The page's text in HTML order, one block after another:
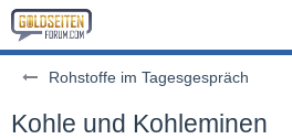
Rohstoffe im Tagesgespräch
Kohle und Kohleminen